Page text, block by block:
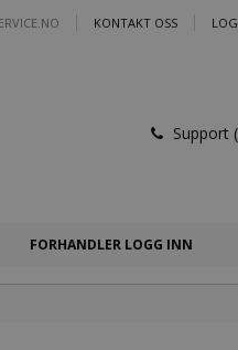
KONTAKT OSS
Support
FORHANDLER LOGG INN